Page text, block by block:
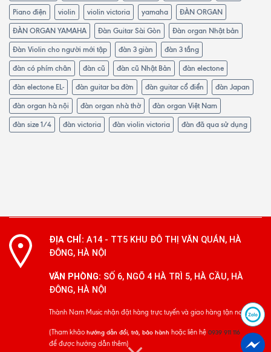
Piano điện violin violin victoria yamaha ĐÀN ORGAN
ĐÀN ORGAN YAMAHA Đàn Guitar Sài Gòn Đàn organ Nhật bản
Đàn Violin cho người mới tập đàn 3 giàn đàn 3 tầng
đàn có phím chân đàn cũ đàn cũ Nhật Bản đàn electone
đàn electone EL- đàn guitar ba đờn đàn guitar cổ điển đàn Japan
đàn organ hà nội đàn organ nhà thờ đàn organ Việt Nam
đàn size 1/4 đàn victoria đàn violin victoria đàn đã qua sử dụng
ĐỊA CHỈ: A14 - TT5 KHU ĐÔ THỊ VĂN QUÁN, HÀ
ĐÔNG, HÀ NỘI
VĂN PHÒNG: SỐ 6, NGÕ 4 HÀ TRÌ 5, HÀ CẦU, HÀ
ĐÔNG, HÀ NỘI
Thành Nam Music nhận đặt hàng trực tuyến và giao hàng tận nơi
(Tham khảo hướng dẫn đổi, trả, bảo hành hoặc liên hệ 0939 911 116
để được hướng dẫn thêm)